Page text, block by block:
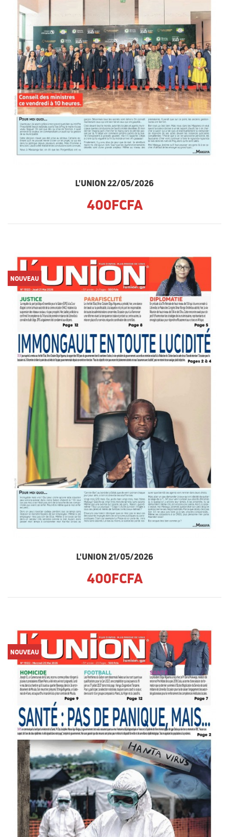
L'UNION 22/05/2026
400FCFA
NOUVEAU
L'UNION 21/05/2026
400FCFA
NOUVEAU